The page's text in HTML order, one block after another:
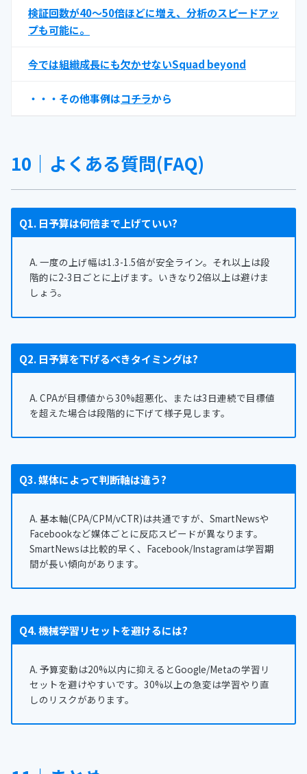
検証回数が40〜50倍ほどに増え、分析のスピードアッ
プも可能に。
今では組織成長にも欠かせないSquad beyond
・・・その他事例はコチラから
10｜よくある質問(FAQ)
Q1. 日予算は何倍まで上げていい?
A. 一度の上げ幅は1.3-1.5倍が安全ライン。それ以上は段
階的に2-3日ごとに上げます。いきなり2倍以上は避けま
しょう。
Q2. 日予算を下げるべきタイミングは?
A. CPAが目標値から30%超悪化、または3日連続で目標値
を超えた場合は段階的に下げて様子見します。
Q3. 媒体によって判断軸は違う?
A. 基本軸(CPA/CPM/vCTR)は共通ですが、SmartNewsや
Facebookなど媒体ごとに反応スピードが異なります。
SmartNewsは比較的早く、Facebook/Instagramは学習期
間が長い傾向があります。
Q4. 機械学習リセットを避けるには?
A. 予算変動は20%以内に抑えるとGoogle/Metaの学習リ
セットを避けやすいです。30%以上の急変は学習やり直
しのリスクがあります。